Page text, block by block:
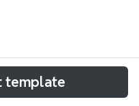
template